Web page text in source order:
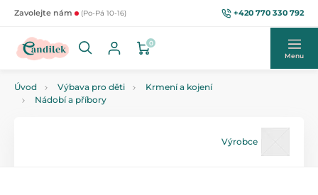
Zavolejte nám (Po-Pá 10-16) +420 770 330 792
0
Menu
Úvod Výbava pro děti
Krmení a kojení
Nádobí a příbory
Výrobce